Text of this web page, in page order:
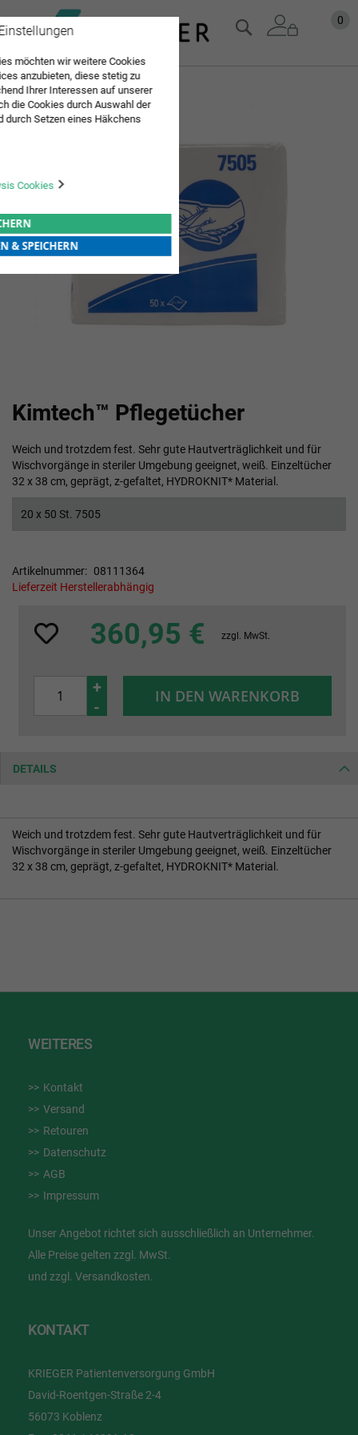
Zum
Inhalt
0
Suche
Kimtech™ Pflegetücher
Weich und trotzdem fest. Sehr gute Hautverträglichkeit und für
Wischvorgänge in steriler Umgebung geeignet, weiß. Einzeltücher
32 x 38 cm, geprägt, z-gefaltet, HYDROKNIT* Material.
20 x 50 St. 7505
Artikelnummer
08111364
Lieferzeit Herstellerabhängig
360,95 € zzgl. MwSt.
+
-
IN DEN WARENKORB
Zum
Ende
der
Anfang
der
springen
DETAILS
Weich und trotzdem fest. Sehr gute Hautverträglichkeit und für
Wischvorgänge in steriler Umgebung geeignet, weiß. Einzeltücher
32 x 38 cm, geprägt, z-gefaltet, HYDROKNIT* Material.
WEITERES
Kontakt
Versand
Retouren
Datenschutz
AGB
Impressum
Unser Angebot richtet sich ausschließlich an Unternehmer.
Alle Preise gelten zzgl. MwSt.
und zzgl. Versandkosten.
KONTAKT
KRIEGER Patientenversorgung GmbH
David-Roentgen-Straße 2-4
56073 Koblenz
möchten wir weitere Cookies
anzubieten, diese stetig zu
Ihrer Interessen auf unserer
die Cookies durch Auswahl der
durch Setzen eines Häkchens
in unserer
Cookies
& SPEICHERN